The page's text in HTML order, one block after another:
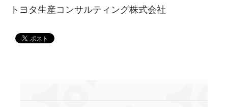
トヨタ生産コンサルティング株式会社